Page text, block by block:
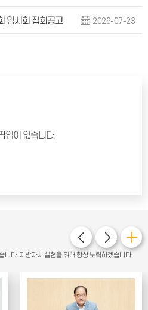
임시회 집회공고 2026-07-23
업이 없습니다.
니다. 지방자치 실현을 위해 항상 노력하겠습니다.